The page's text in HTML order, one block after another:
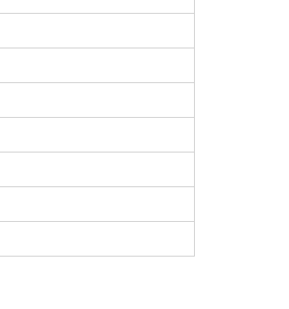
है।
जिनके आधार पर हमारे यूजर्स यह तय
है। महिंद्रा AB 1050 की किसी
1050 खरीदने के लिए आकर्षक ब्याज
हमसे संपर्क करें।